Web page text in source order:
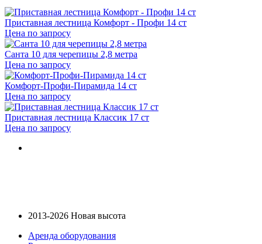
Приставная лестница Комфорт - Профи 14 ст
Цена по запросу
Санта 10 для черепицы 2,8 метра
Цена по запросу
Комфорт-Профи-Пирамида 14 ст
Цена по запросу
Приставная лестница Классик 17 ст
Цена по запросу
2013-2026 Новая высота
Аренда оборудования